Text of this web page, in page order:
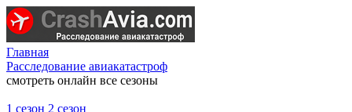
Главная
Расследование авиакатастроф
смотреть онлайн все сезоны
1 сезон 2 сезон